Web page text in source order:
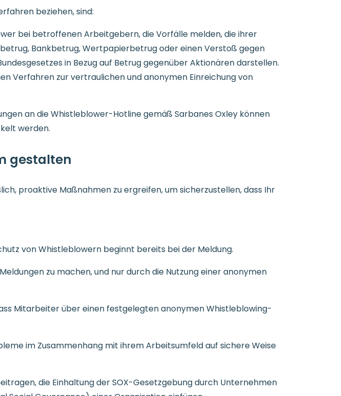
beziehen, sind:
bei betroffenen Arbeitgebern, die Vorfälle melden, die ihrer
Bankbetrug, Wertpapierbetrug oder einen Verstoß gegen
in Bezug auf Betrug gegenüber Aktionären darstellen.
Verfahren zur vertraulichen und anonymen Einreichung von
an die Whistleblower-Hotline gemäß Sarbanes Oxley können
werden.
gestalten
proaktive Maßnahmen zu ergreifen, um sicherzustellen, dass Ihr
von Whistleblowern beginnt bereits bei der Meldung.
zu machen, und nur durch die Nutzung einer anonymen
Mitarbeiter über einen festgelegten anonymen Whistleblowing-
im Zusammenhang mit ihrem Arbeitsumfeld auf sichere Weise
die Einhaltung der SOX-Gesetzgebung durch Unternehmen